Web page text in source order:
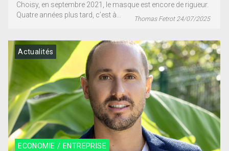
Choisy, en septembre 2021, le masque est encore de rigueur.
Quatre années plus tard, c’est à...
Thomas Fetrot 24/07/2025
ECONOMIE / ENTREPRISE
Actualités